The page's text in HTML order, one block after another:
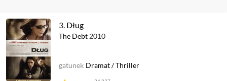
3. Dług
The Debt 2010
gatunek Dramat/Thriller